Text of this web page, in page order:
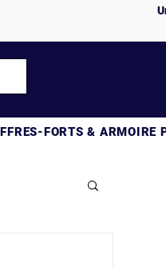
FORTS & ARMOIRE